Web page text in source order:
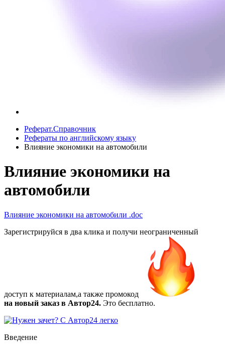
Реферат.Справочник
Рефераты по английскому языку
Влияние экономики на автомобили
Влияние экономики на
автомобили
Влияние экономики на автомобили .doc
Зарегистрируйся в два клика и получи неограниченный
доступ к материалам,а также промокод
на новый заказ в Автор24. Это бесплатно.
Введение